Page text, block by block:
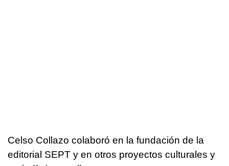
Celso Collazo colaboró en la fundación de la
editorial SEPT y en otros proyectos culturales y